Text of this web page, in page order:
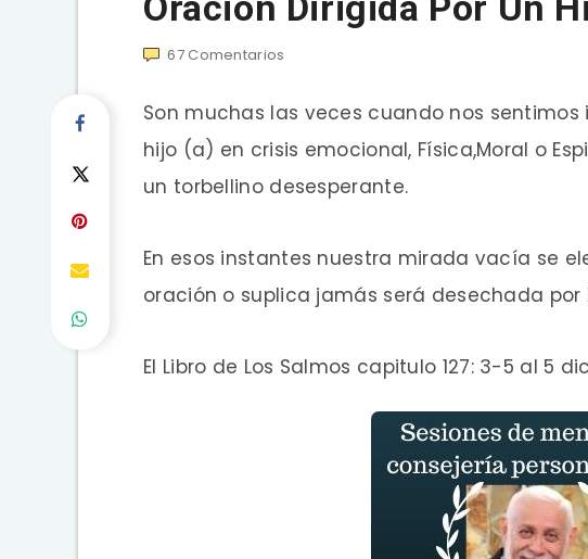
67 Comentarios
Son muchas las veces cuando nos
hijo (a) en crisis emocional, Física,Moral o
un torbellino desesperante.
En esos instantes nuestra mirada vacía se
oración o suplica jamás será desechada por
El Libro de Los Salmos capitulo 127: 3-5 al 5